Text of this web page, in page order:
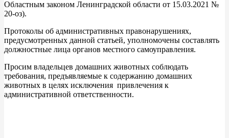
Областным законом Ленинградской области от 15.03.2021 №
20-оз).
Протоколы об административных правонарушениях,
предусмотренных данной статьей, уполномочены составлять
должностные лица органов местного самоуправления.
Просим владельцев домашних животных соблюдать
требования, предъявляемые к содержанию домашних
животных в целях исключения привлечения к
административной ответственности.